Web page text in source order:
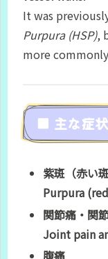
It was
Purpura (HSP),
more
■ 主な症
紫斑（赤い
Purpura
関節痛・関
Joint pain
腹痛